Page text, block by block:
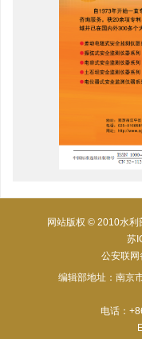
网站版权 © 2010水利
苏
公安联
编辑部地址：南京
电话：